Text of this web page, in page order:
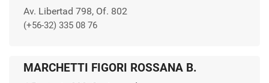
Av. Libertad 798, Of. 802
(+56-32) 335 08 76
MARCHETTI FIGORI ROSSANA B.